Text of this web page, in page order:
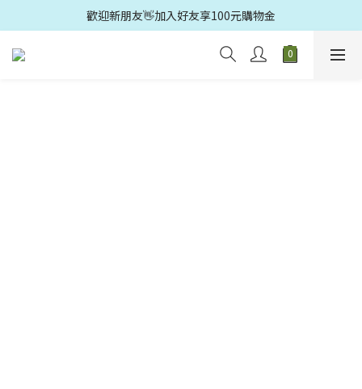
歡迎光臨🛍️多益得官方旗鑑店🚗滿499元免運
歡迎新朋友👋加入好友享100元購物金